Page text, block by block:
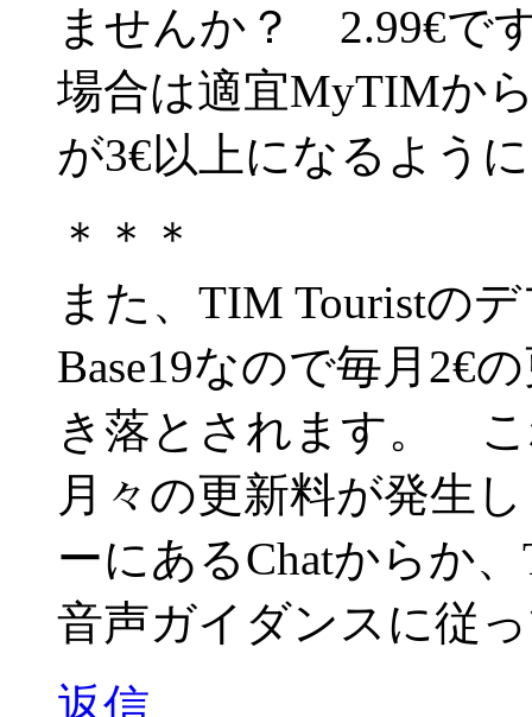
ませんか？ 2.99€で
場合は適宜MyTIMか
が3€以上になるよう
＊＊＊
また、TIM Touristの
Base19なので毎月2€
き落とされます。 こ
月々の更新料が発生
ーにあるChatからか
音声ガイダンスに従
返信